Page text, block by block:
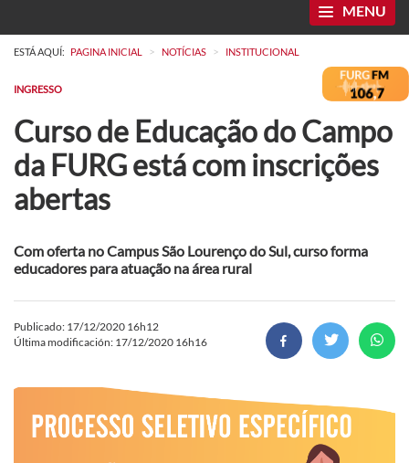
MENU
ESTÁ AQUÍ: PAGINA INICIAL > NOTÍCIAS > INSTITUCIONAL
INGRESSO
Curso de Educação do Campo
da FURG está com inscrições
abertas
Com oferta no Campus São Lourenço do Sul, curso forma
educadores para atuação na área rural
Publicado: 17/12/2020 16h12
Última modificación: 17/12/2020 16h16